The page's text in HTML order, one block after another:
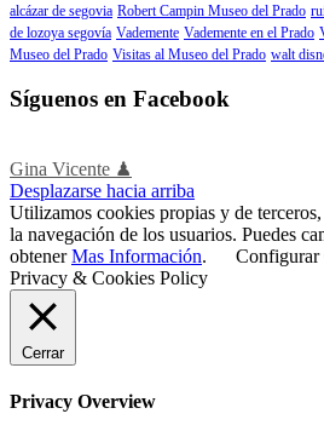
alcázar de segovia Robert Campin Museo del Prado
de lozoya segovía Vademente Vademente en el Prado
Museo del Prado Visitas al Museo del Prado walt
Síguenos en Facebook
Gina Vicente ♟
Desplazarse hacia arriba
Utilizamos cookies propias y de
la navegación de los usuarios. Puedes
obtenerMas Información. Configurar
Privacy & Cookies Policy
Cerrar
Privacy Overview